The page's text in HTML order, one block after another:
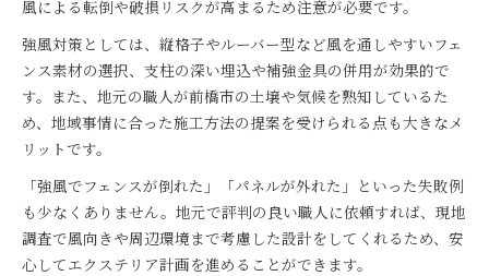
おすすめ職人に依頼する際の注意点まとめ
前橋市の口コミで探す安心の職人情報
快適な暮らしへ導くフェンスの選び方
前橋市で快適さ重視のフェンス選定ポイント
エクステリアに調和するおすすめデザイン例
前橋市の住環境に合う素材と選び方
おすすめエクステリアで叶える安心生活
強風や積雪に負けない外構設計の工夫
風による転倒や破損リスクが高まるため注意が必要です。
強風対策としては、縦格子やルーバー型など風を通しやすいフェ
ンス素材の選択、支柱の深い埋込や補強金具の併用が効果的で
す。また、地元の職人が前橋市の土壌や気候を熟知しているた
め、地域事情に合った施工方法の提案を受けられる点も大きなメ
リットです。
「強風でフェンスが倒れた」「パネルが外れた」といった失敗例
も少なくありません。地元で評判の良い職人に依頼すれば、現地
調査で風向きや周辺環境まで考慮した設計をしてくれるため、安
心してエクステリア計画を進めることができます。